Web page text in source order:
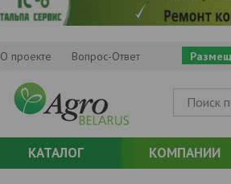
О проекте Вопрос-Ответ
КАТАЛОГ КОМПАНИИ